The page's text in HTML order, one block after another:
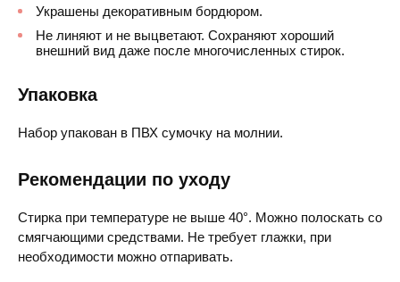
Украшены декоративным бордюром.
Не линяют и не выцветают. Сохраняют хороший
внешний вид даже после многочисленных стирок.
Упаковка
Набор упакован в ПВХ сумочку на молнии.
Рекомендации по уходу
Стирка при температуре не выше 40°. Можно полоскать со
смягчающими средствами. Не требует глажки, при
необходимости можно отпаривать.